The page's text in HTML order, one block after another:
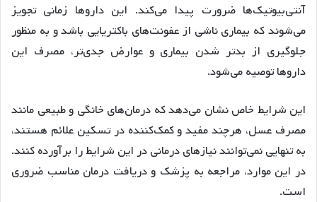
آنتی‌بیوتیک‌ها ضرورت پیدا می‌کند. این داروها زمانی تجویز
می‌شوند که بیماری ناشی از عفونت‌های باکتریایی باشد و به منظور
جلوگیری از بدتر شدن بیماری و عوارض جدی‌تر، مصرف این
داروها توصیه می‌شود.
این شرایط خاص نشان می‌دهد که درمان‌های خانگی و طبیعی مانند
مصرف عسل، هرچند مفید و کمک‌کننده در تسکین علائم هستند،
به تنهایی نمی‌توانند نیازهای درمانی در این شرایط را برآورده کنند.
در این موارد، مراجعه به پزشک و دریافت درمان مناسب ضروری
است.